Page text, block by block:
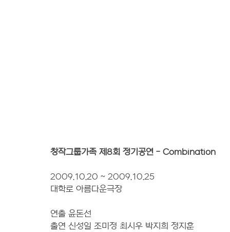
창작그룹가족 제8회 정기공연 - Combination
2009.10.20 ~ 2009.10.25
대학로 아름다운극장
연출 윤돈선
출연 신성일 조미정 최시우 박지희 정지훈